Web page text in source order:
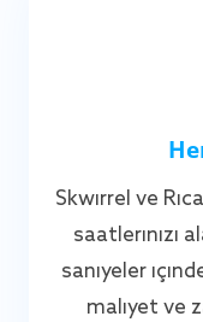
Skwirrel ve
saatlerinizi
saniyeler
maliyet ve